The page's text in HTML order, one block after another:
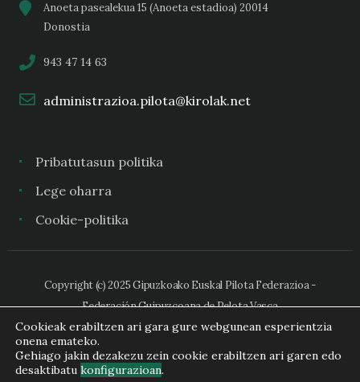
Anoeta pasealekua 15 (Anoeta estadioa) 20014
Donostia
943 47 14 63
administrazioa.pilota@kirolak.net
Pribatutasun politika
Lege oharra
Cookie-politika
Copyright (c) 2025 Gipuzkoako Euskal Pilota Federazioa -
Federación Guipuzcoana de Pelota Vasca
Cookieak erabiltzen ari gara gure webgunean esperientzia
onena emateko.
Gehiago jakin dezakezu zein cookie erabiltzen ari garen edo
desaktibatu konfigurazioan.